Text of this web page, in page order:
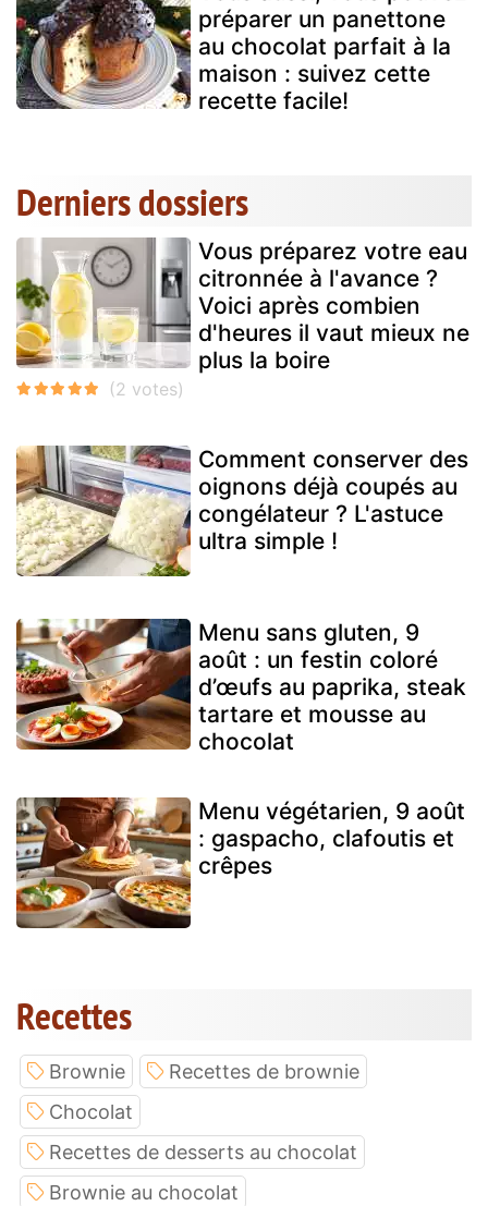
préparer un panettone
au chocolat parfait à la
maison : suivez cette
recette facile!
Derniers dossiers
Vous préparez votre eau
citronnée à l'avance ?
Voici après combien
d'heures il vaut mieux ne
plus la boire
Comment conserver des
oignons déjà coupés au
congélateur ? L'astuce
ultra simple !
Menu sans gluten, 9
août : un festin coloré
d’œufs au paprika, steak
tartare et mousse au
chocolat
Menu végétarien, 9 août
: gaspacho, clafoutis et
crêpes
Recettes
Brownie
Recettes de brownie
Chocolat
Recettes de desserts au chocolat
Brownie au chocolat